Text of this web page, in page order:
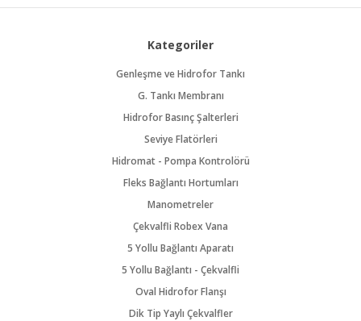
Kategoriler
Genleşme ve Hidrofor Tankı
G. Tankı Membranı
Hidrofor Basınç Şalterleri
Seviye Flatörleri
Hidromat - Pompa Kontrolörü
Fleks Bağlantı Hortumları
Manometreler
Çekvalfli Robex Vana
5 Yollu Bağlantı Aparatı
5 Yollu Bağlantı - Çekvalfli
Oval Hidrofor Flanşı
Dik Tip Yaylı Çekvalfler